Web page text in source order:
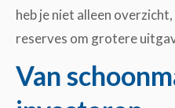
heb je niet alleen
reserves om grotere
Van